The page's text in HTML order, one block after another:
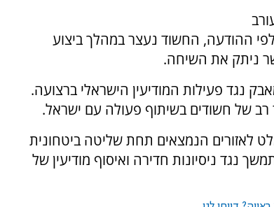
ההודעה, החשוד נעצר במהלך ביצוע
ניתק את השיחה.
נגד פעילות המודיעין הישראלי ברצועה.
של חשודים בשיתוף פעולה עם ישראל.
לאזורים הנמצאים תחת שליטה ביטחונית
נגד ניסיונות חדירה ואיסוף מודיעין של